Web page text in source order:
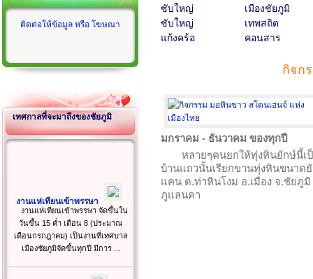
ติดต่อให้ข้อมูล หรือ โฆษณา
เทศกาลที่จะมาถึงของชัยภูมิ
งานแห่เทียนเข้าพรรษา
งานแห่เทียนเข้าพรรษา จัดขึ้นใน
วันขึ้น 15 ค่ำ เดือน 8 (ประมาณ
เดือนกรกฎาคม) เป็นงานที่เทศบาล
เมืองชัยภูมิจัดขึ้นทุกปี มีการ ...
ซับใหญ่
เมืองชัยภูมิ
ซับใหญ่
เทพสถิต
แก้งคร้อ
คอนสาร
กิจก
มกราคม - ธันวาคม ของทุกปี
หลายๆคนยกให้ทุ่งหินยักษ์นี้เ
บ้านแถวนั้นเรียกขานทุ่งหินขนาด
แคน ต.ท่าหินโงม อ.เมือง จ.ชัยภู
ภูแลนคา